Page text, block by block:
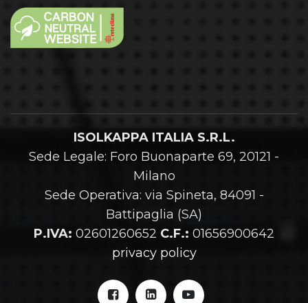
ISOLKAPPA ITALIA S.R.L.
Sede Legale: Foro Buonaparte 69, 20121 -
Milano
Sede Operativa: via Spineta, 84091 -
Battipaglia (SA)
P.IVA: 02601260652 C.F.: 01656900642
privacy policy